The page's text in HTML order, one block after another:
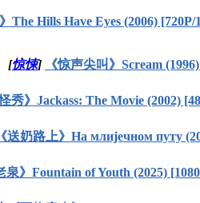
The Hills Have Eyes (2006)
[惊悚] 《惊声尖叫》Scream
秀》Jackass: The Movie (2002)
《送奶路上》На млијечном путу
泉》Fountain of Youth (2025)